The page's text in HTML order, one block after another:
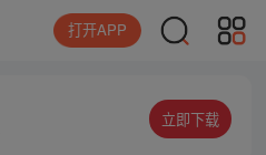
打开APP
立即下载